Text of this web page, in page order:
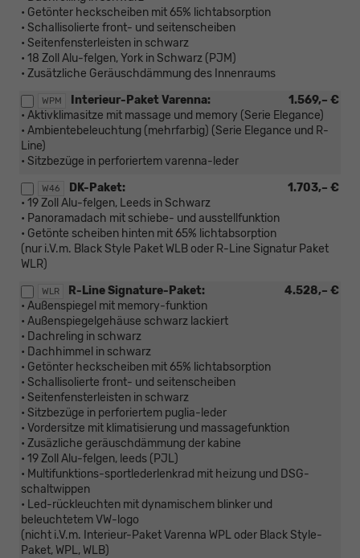
• Getönter heckscheiben mit 65% lichtabsorption
• Schallisolierte front- und seitenscheiben
• Seitenfensterleisten in schwarz
• 18 Zoll Alu-felgen, York in Schwarz (PJM)
• Zusätzliche Geräuschdämmung des Innenraums
WPM 1.569,– €
Interieur-Paket Varenna:
• Aktivklimasitze mit massage und memory (Serie Elegance)
• Ambientebeleuchtung (mehrfarbig) (Serie Elegance und R-
Line)
• Sitzbezüge in perforiertem varenna-leder
W46 1.703,– €
DK-Paket:
• 19 Zoll Alu-felgen, Leeds in Schwarz
• Panoramadach mit schiebe- und ausstellfunktion
• Getönte scheiben hinten mit 65% lichtabsorption
(nur i.V.m. Black Style Paket WLB oder R-Line Signatur Paket
WLR)
WLR 4.528,– €
R-Line Signature-Paket:
• Außenspiegel mit memory-funktion
• Außenspiegelgehäuse schwarz lackiert
• Dachreling in schwarz
• Dachhimmel in schwarz
• Getönter heckscheiben mit 65% lichtabsorption
• Schallisolierte front- und seitenscheiben
• Seitenfensterleisten in schwarz
• Sitzbezüge in perforiertem puglia-leder
• Vordersitze mit klimatisierung und massagefunktion
• Zusäzliche geräuschdämmung der kabine
• 19 Zoll Alu-felgen, leeds (PJL)
• Multifunktions-sportlederlenkrad mit heizung und DSG-
schaltwippen
• Led-rückleuchten mit dynamischem blinker und
beleuchtetem VW-logo
(nicht i.V.m. Interieur-Paket Varenna WPL oder Black Style-
Paket, WPL, WLB)